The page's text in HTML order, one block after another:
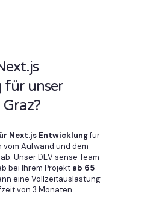
für unser
Next.js Entwicklungfür
Aufwand und dem
Unser DEV sense Team
bei Ihrem Projekt ab 65
eine Vollzeitauslastung
von 3 Monaten